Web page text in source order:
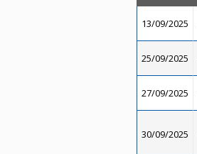
13/09/2025
25/09/2025
27/09/2025
30/09/2025